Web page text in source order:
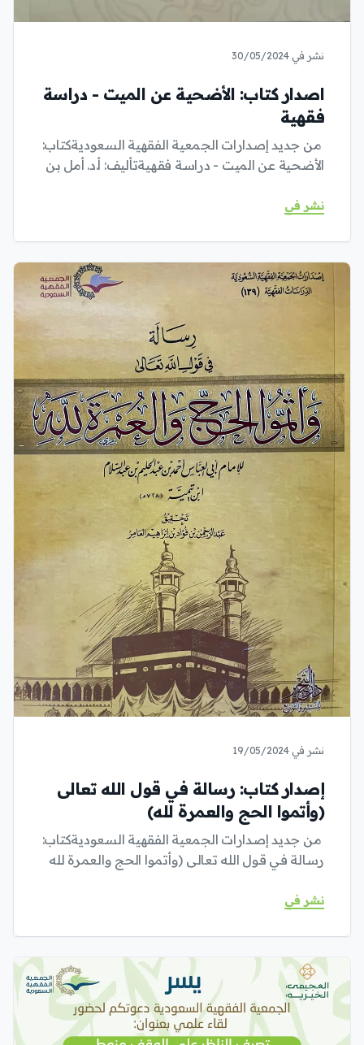
نشر في 30/05/2024
اصدار كتاب: الأضحية عن الميت - دراسة
فقهية
من جديد إصدارات الجمعية الفقهية السعوديةكتاب:
الأضحية عن الميت - دراسة فقهيةتأليف: أ.د. أمل بن
نشر في
نشر في 19/05/2024
إصدار كتاب: رسالة في قول الله تعالى
(وأتموا الحج والعمرة لله)
من جديد إصدارات الجمعية الفقهية السعوديةكتاب:
رسالة في قول الله تعالى (وأتموا الحج والعمرة لله
نشر في